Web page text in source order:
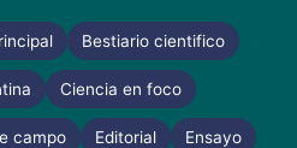
Bestiario cientifico
Ciencia en foco
campo Editorial Ensayo